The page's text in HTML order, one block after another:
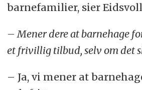
barnefamilier, sier
– Mener dere at barnehage
et frivillig tilbud, selv om det
– Ja, vi mener at